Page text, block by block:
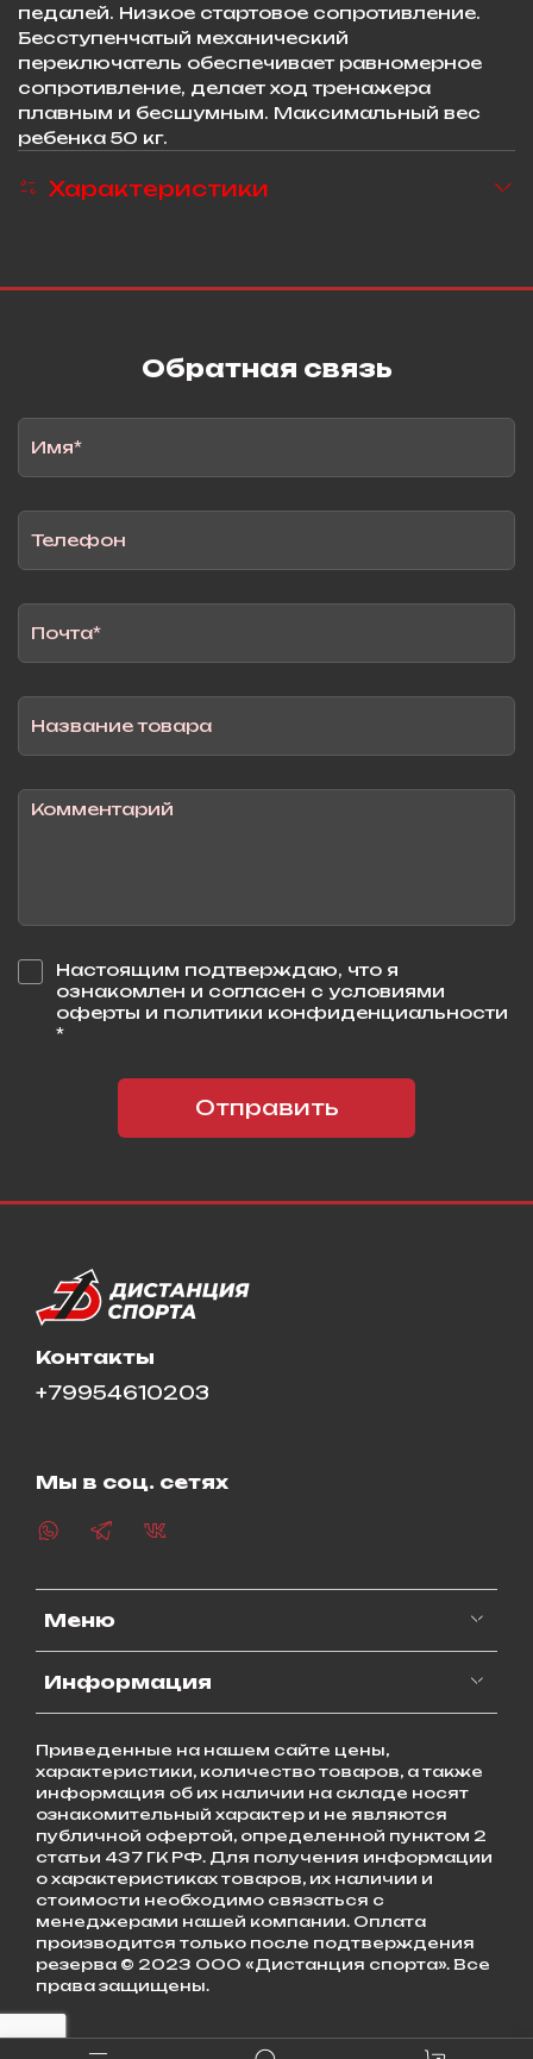
педалей. Низкое стартовое сопротивление.
Бесступенчатый механический
переключатель обеспечивает равномерное
сопротивление, делает ход тренажера
плавным и бесшумным. Максимальный вес
ребенка 50 кг.
Характеристики
Обратная связь
Настоящим подтверждаю, что я
ознакомлен и согласен с условиями
оферты и политики конфиденциальности
*
Отправить
Меню
Информация
Контакты
+79954610203
Мы в соц. сетях
Приведенные на нашем сайте цены,
характеристики, количество товаров, а также
информация об их наличии на складе носят
ознакомительный характер и не являются
публичной офертой, определенной пунктом 2
статьи 437 ГК РФ. Для получения информации
о характеристиках товаров, их наличии и
стоимости необходимо связаться с
менеджерами нашей компании. Оплата
производится только после подтверждения
резерва © 2023 ООО «Дистанция спорта». Все
права защищены.